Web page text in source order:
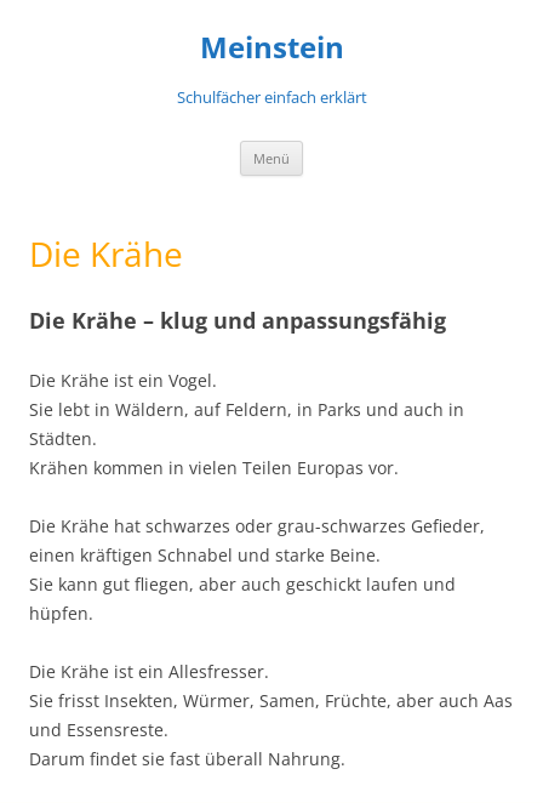
Meinstein
Schulfächer einfach erklärt
Menü
Die Krähe
Die Krähe – klug und anpassungsfähig
Die Krähe ist ein Vogel.
Sie lebt in Wäldern, auf Feldern, in Parks und auch in
Städten.
Krähen kommen in vielen Teilen Europas vor.
Die Krähe hat schwarzes oder grau-schwarzes Gefieder,
einen kräftigen Schnabel und starke Beine.
Sie kann gut fliegen, aber auch geschickt laufen und
hüpfen.
Die Krähe ist ein Allesfresser.
Sie frisst Insekten, Würmer, Samen, Früchte, aber auch Aas
und Essensreste.
Darum findet sie fast überall Nahrung.